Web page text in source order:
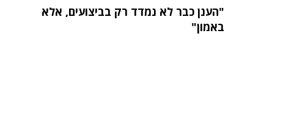
"הענן כבר לא נמדד רק בביצועים, אלא
באמון"